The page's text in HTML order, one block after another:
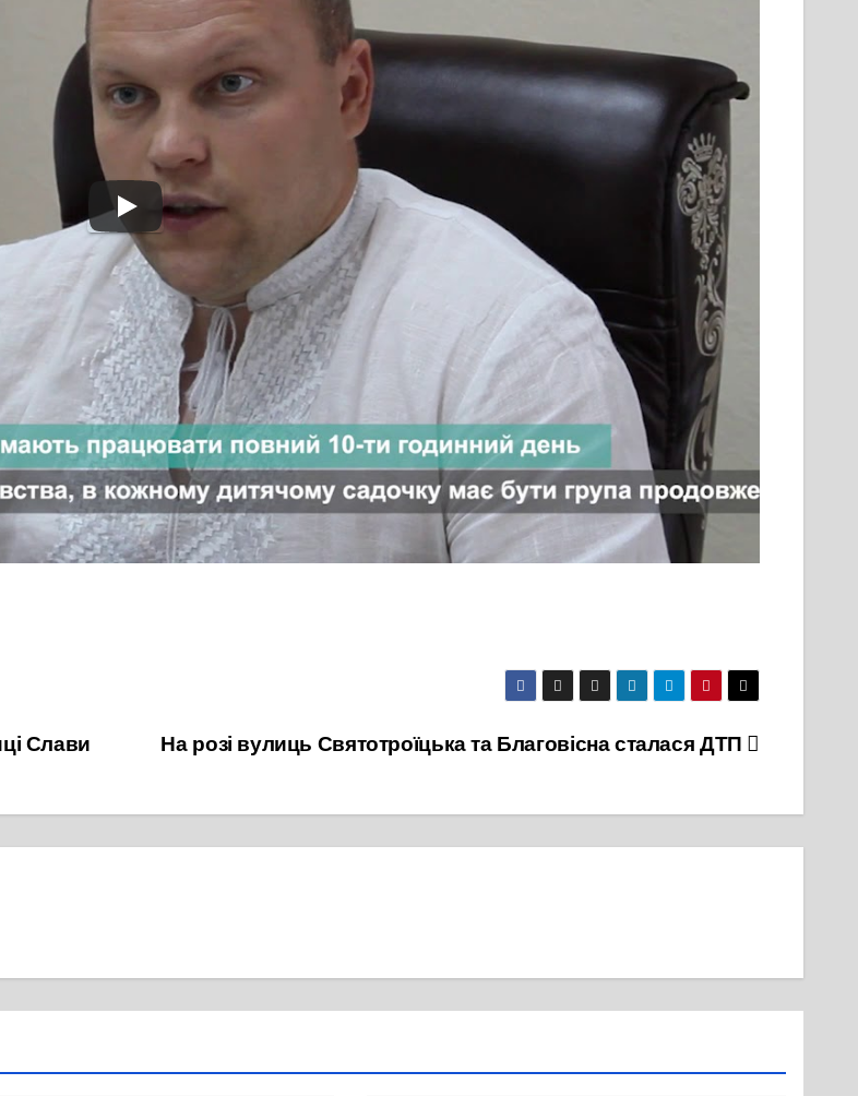
На розі вулиць Святотроїцька та Благовісна сталася ДТП
Слави